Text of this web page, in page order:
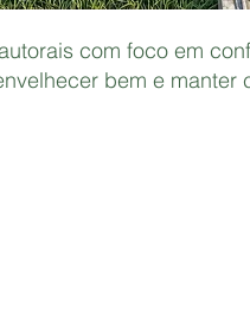
com foco em
bem e manter